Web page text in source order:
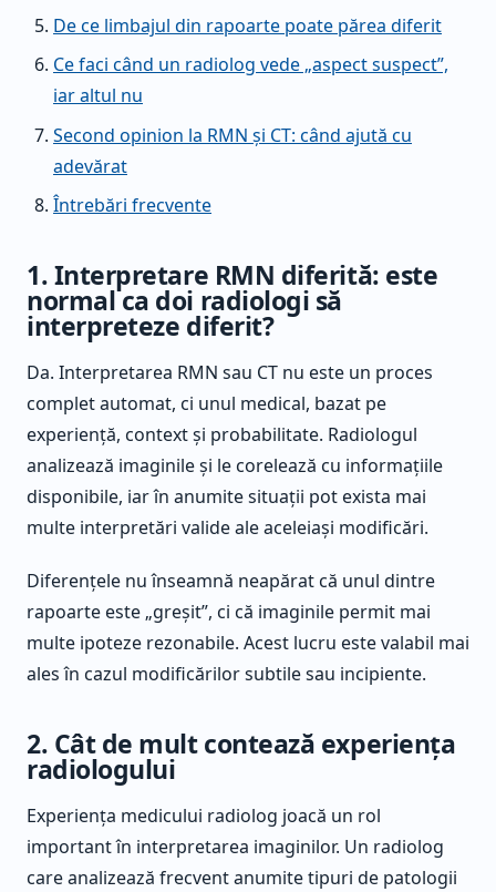
De ce limbajul din rapoarte poate părea diferit
Ce faci când un radiolog vede „aspect suspect”,
iar altul nu
Second opinion la RMN și CT: când ajută cu
adevărat
Întrebări frecvente
1. Interpretare RMN diferită: este
normal ca doi radiologi să
interpreteze diferit?
Da. Interpretarea RMN sau CT nu este un proces
complet automat, ci unul medical, bazat pe
experiență, context și probabilitate. Radiologul
analizează imaginile și le corelează cu informațiile
disponibile, iar în anumite situații pot exista mai
multe interpretări valide ale aceleiași modificări.
Diferențele nu înseamnă neapărat că unul dintre
rapoarte este „greșit”, ci că imaginile permit mai
multe ipoteze rezonabile. Acest lucru este valabil mai
ales în cazul modificărilor subtile sau incipiente.
2. Cât de mult contează experiența
radiologului
Experiența medicului radiolog joacă un rol
important în interpretarea imaginilor. Un radiolog
care analizează frecvent anumite tipuri de patologii